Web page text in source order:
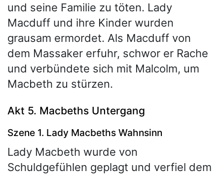
und seine Familie zu töten. Lady
Macduff und ihre Kinder wurden
grausam ermordet. Als Macduff von
dem Massaker erfuhr, schwor er Rache
und verbündete sich mit Malcolm, um
Macbeth zu stürzen.
Akt 5. Macbeths Untergang
Szene 1. Lady Macbeths Wahnsinn
Lady Macbeth wurde von
Schuldgefühlen geplagt und verfiel dem